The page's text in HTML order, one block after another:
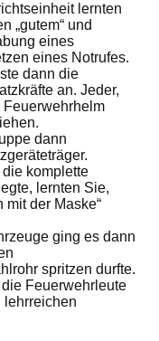
lernten
„gutem“ und
eines
eines Notrufes.
dann die
an. Jeder,
dann
komplette
lernten Sie,
mit der Maske“
ging es dann
spritzen durfte.
Feuerwehrleute
lehrreichen